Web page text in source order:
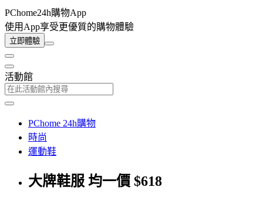
PChome24h購物App
使用App享受更優質的購物體驗
立即體驗
活動館
PChome 24h購物
時尚
運動鞋
大牌鞋服 均一價 $618